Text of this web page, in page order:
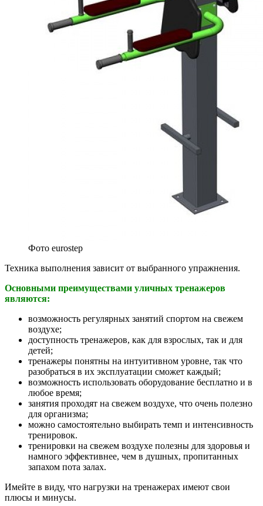
Фото eurostep
Техника выполнения зависит от выбранного упражнения.
Основными преимуществами уличных тренажеров
являются:
возможность регулярных занятий спортом на свежем
воздухе;
доступность тренажеров, как для взрослых, так и для
детей;
тренажеры понятны на интуитивном уровне, так что
разобраться в их эксплуатации сможет каждый;
возможность использовать оборудование бесплатно и в
любое время;
занятия проходят на свежем воздухе, что очень полезно
для организма;
можно самостоятельно выбирать темп и интенсивность
тренировок.
тренировки на свежем воздухе полезны для здоровья и
намного эффективнее, чем в душных, пропитанных
запахом пота залах.
Имейте в виду, что нагрузки на тренажерах имеют свои
плюсы и минусы.